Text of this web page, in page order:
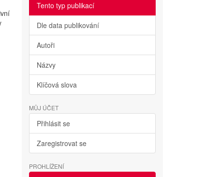
Tento typ publikací
Dle data publikování
Autoři
Názvy
Klíčová slova
MŮJ ÚČET
Přihlásit se
Zaregistrovat se
PROHLÍŽENÍ